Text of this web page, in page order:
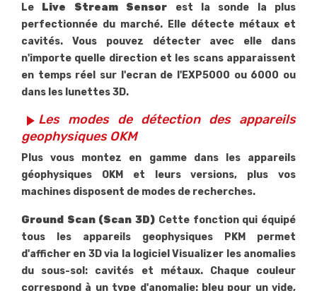
Le Live Stream Sensor est la sonde la plus
perfectionnée du marché. Elle détecte métaux et
cavités. Vous pouvez détecter avec elle dans
n'importe quelle direction et les scans apparaissent
en temps réel sur l'ecran de l'EXP5000 ou 6000 ou
dans les lunettes 3D.
play_arrowLes modes de détection des appareils
geophysiques OKM
Plus vous montez en gamme dans les appareils
géophysiques OKM et leurs versions, plus vos
machines disposent de modes de recherches.
Ground Scan (Scan 3D) Cette fonction qui équipé
tous les appareils geophysiques PKM permet
d'afficher en 3D via la logiciel Visualizer les anomalies
du sous-sol: cavités et métaux. Chaque couleur
correspond à un type d'anomalie: bleu pour un vide,